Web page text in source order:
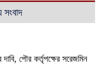
পৌর কর্তৃপক্ষের সরেজমিন